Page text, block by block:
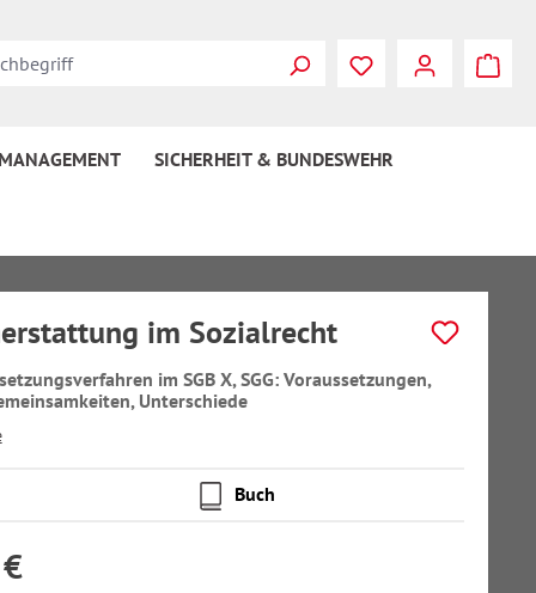
SICHERHEIT & BUNDESWEHR
im Sozialrecht
im SGB X, SGG: Voraussetzungen,
Unterschiede
Buch